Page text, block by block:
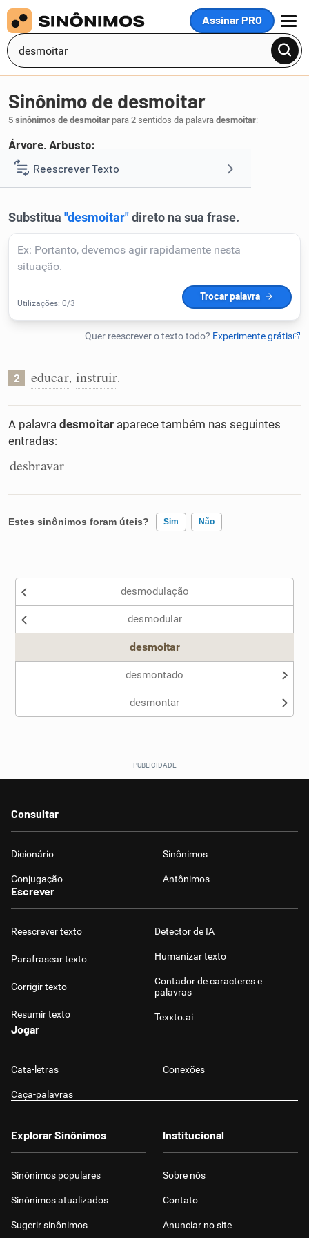
Assinar PRO
MENU
Reescrever Texto
Corrigir Texto
Humanizador de IA
Conexões
Caça-palavras
Sinônimo de desmoitar
5 sinônimos de desmoitar para 2 sentidos da palavra desmoitar:
Árvore, Arbusto:
1 desbastar,adelgaçar
2 educar, instruir.
A palavra desmoitar aparece também nas seguintes
entradas:
desbravar
Estes sinônimos foram úteis? Sim Não
Nenhum dos sinônimos apresentados me ajudou
desmodulação
desmodular
desmoitar
desmontado
desmontar
Consultar
Dicionário Sinônimos
Conjugação Antônimos
Escrever
Reescrever texto
Parafrasear texto
Corrigir texto
Resumir texto
Detector de IA
Humanizar texto
Contador de caracteres e
palavras
Texxto.ai
Jogar
Cata-letras Conexões
Caça-palavras
Explorar Sinônimos
Sinônimos populares
Sinônimos atualizados
Sugerir sinônimos
Institucional
Sobre nós
Contato
Anunciar no site